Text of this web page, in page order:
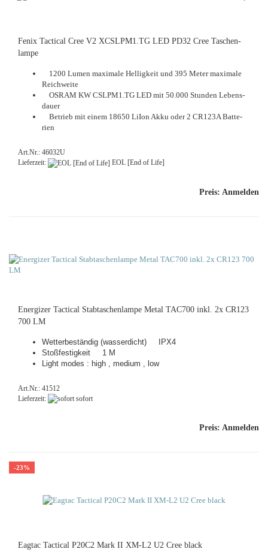
Fenix Tac­ti­cal Cree V2 XCSLPM1.TG LED PD32 Cree Ta­schen­
lam­pe
1200 Lumen ma­xi­ma­le Hel­lig­keit und 395 Meter ma­xi­ma­le
Reich­wei­te
OSRAM KW CSLPM1.TG LED mit 50.000 Stun­den Le­bens­
dau­er
Be­trieb mit einem 18650 LiIon Akku oder 2 CR123A Bat­te­
rien
Art.Nr.: 46032U
Lieferzeit:
EOL [End of Life]
Preis: Anmelden
En­er­gi­zer Tac­ti­cal Stab­ta­schen­lam­pe Metal TAC700 inkl. 2x CR123
700 LM
Wet­ter­be­stän­dig (was­ser­dicht) IPX4
Stoß­fes­tig­keit 1 M
Light modes : high , me­di­um , low
Art.Nr.: 41512
Lieferzeit:
sofort
Preis: Anmelden
-23%
Eagt­ac Tac­ti­cal P20C2 Mark II XM-L2 U2 Cree black